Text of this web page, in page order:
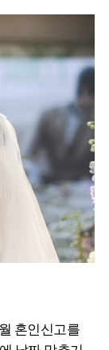
혼인신고를